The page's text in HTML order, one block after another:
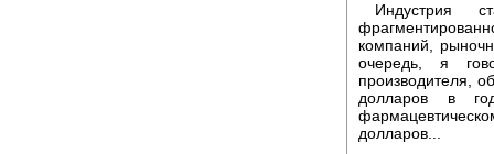
Индустрия
компаний,
очередь, я
производителя,
долларов в
долларов...